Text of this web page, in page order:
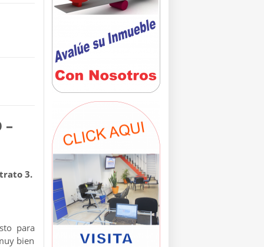
–
3.
para
bien